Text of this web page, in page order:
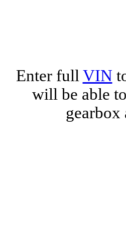
Enter fullVIN
will be able